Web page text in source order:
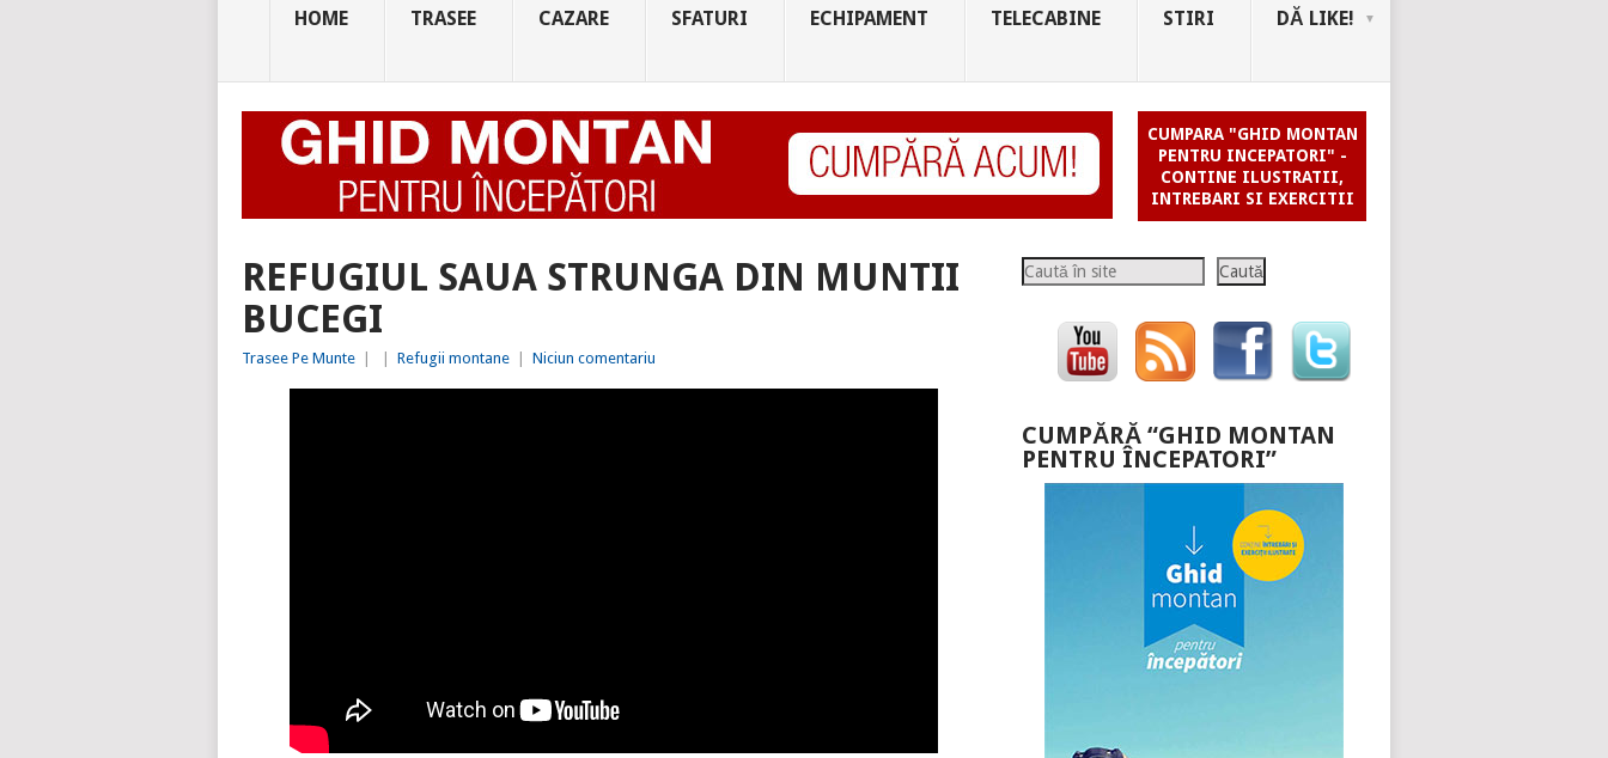
HOME TRASEE CAZARE SFATURI ECHIPAMENT TELECABINE STIRI DĂ LIKE!
CUMPARA "GHID MONTAN
PENTRU INCEPATORI" -
CONTINE ILUSTRATII,
INTREBARI SI EXERCITII
REFUGIUL SAUA STRUNGA DIN MUNTII
BUCEGI
Trasee Pe Munte Refugii montane Niciun comentariu
Caută Caută
CUMPĂRĂ “GHID MONTAN
PENTRU ÎNCEPATORI”